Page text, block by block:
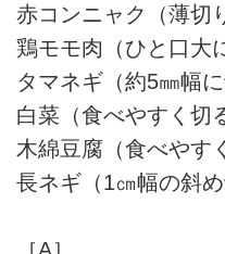
赤コンニャク（薄切
鶏モモ肉（ひと口大
タマネギ（約5㎜幅
白菜（食べやすく切
木綿豆腐（食べやす
長ネギ（1㎝幅の斜